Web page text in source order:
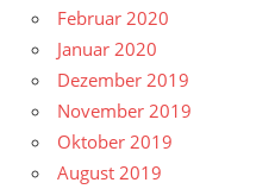
Februar 2020
Januar 2020
Dezember 2019
November 2019
Oktober 2019
August 2019